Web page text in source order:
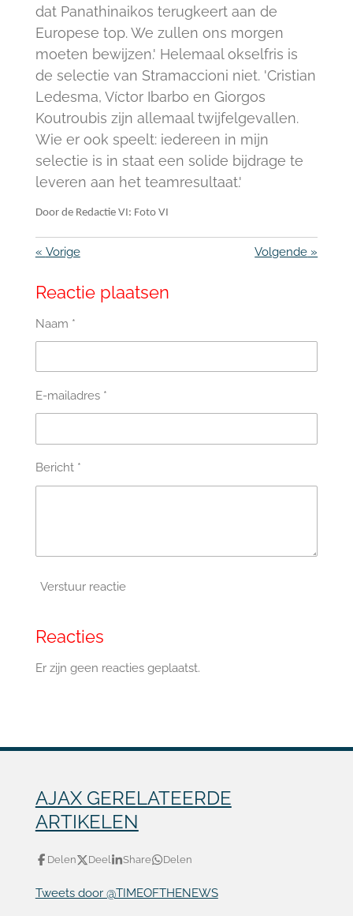
dat Panathinaikos terugkeert aan de
Europese top. We zullen ons morgen
moeten bewijzen.' Helemaal okselfris is
de selectie van Stramaccioni niet. 'Cristian
Ledesma, Víctor Ibarbo en Giorgos
Koutroubis zijn allemaal twijfelgevallen.
Wie er ook speelt: iedereen in mijn
selectie is in staat een solide bijdrage te
leveren aan het teamresultaat.'
Door de Redactie VI: Foto VI
« Vorige Volgende »
Reactie plaatsen
Naam *
E-mailadres *
Bericht *
Verstuur reactie
Reacties
Er zijn geen reacties geplaatst.
AJAX GERELATEERDE
ARTIKELEN
Delen Deel Share Delen
Tweets door @TIMEOFTHENEWS